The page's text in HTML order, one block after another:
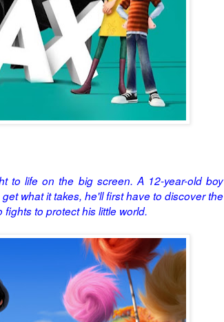
to life on the big screen. A 12-year-old boy
what it takes, he'll first have to discover the
to protect his little world.